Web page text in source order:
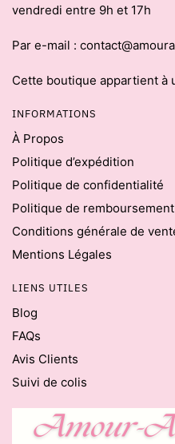
vendredi entre 9h et 17h
Par e-mail :
Cette boutique appartient à
INFORMATIONS
À Propos
Politique d’expédition
Politique de confidentialité
Politique de remboursement
Conditions générale de
Mentions Légales
LIENS UTILES
Blog
FAQs
Avis Clients
Suivi de colis